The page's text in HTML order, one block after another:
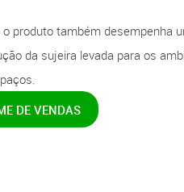
produto também desempenha
da sujeira levada para os
DE VENDAS